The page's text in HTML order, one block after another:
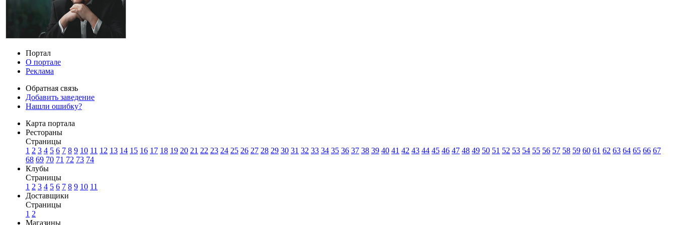
Портал
О портале
Реклама
Обратная связь
Добавить заведение
Нашли ошибку?
Карта портала
Рестораны
Страницы
1 2 3 4 5 6 7 8 9 10 11 12 13 14 15 16 17 18 19 20 21 22 23 24 25 26 27 28 29 30 31 32 33 34 35 36 37 38 39 40 41 42 43 44 45 46 47 48 49 50 51 52 53 54 55 56 57 58 59 60 61 62 63 64 65 66 67
68 69 70 71 72 73 74
Клубы
Страницы
1 2 3 4 5 6 7 8 9 10 11
Доставщики
Страницы
1 2
Магазины